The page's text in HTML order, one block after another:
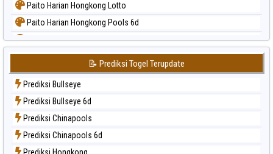
Paito Harian Hongkong Lotto
Paito Harian Hongkong Pools 6d
Paito Harian Japan
Paito Harian Japan 6d
Paito Harian Korea
Paito Harian Kuda Lari
Paito Harian Magnum Cambodia
Paito Harian Nagoya
Paito Harian New York Midday
📝 Prediksi Togel Terupdate
Prediksi Bullseye
Prediksi Bullseye 6d
Prediksi Chinapools
Prediksi Chinapools 6d